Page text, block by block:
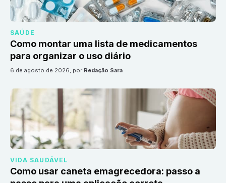
SAÚDE
Como montar uma lista de medicamentos
para organizar o uso diário
6 de agosto de 2026, por Redação Sara
VIDA SAUDÁVEL
Como usar caneta emagrecedora: passo a